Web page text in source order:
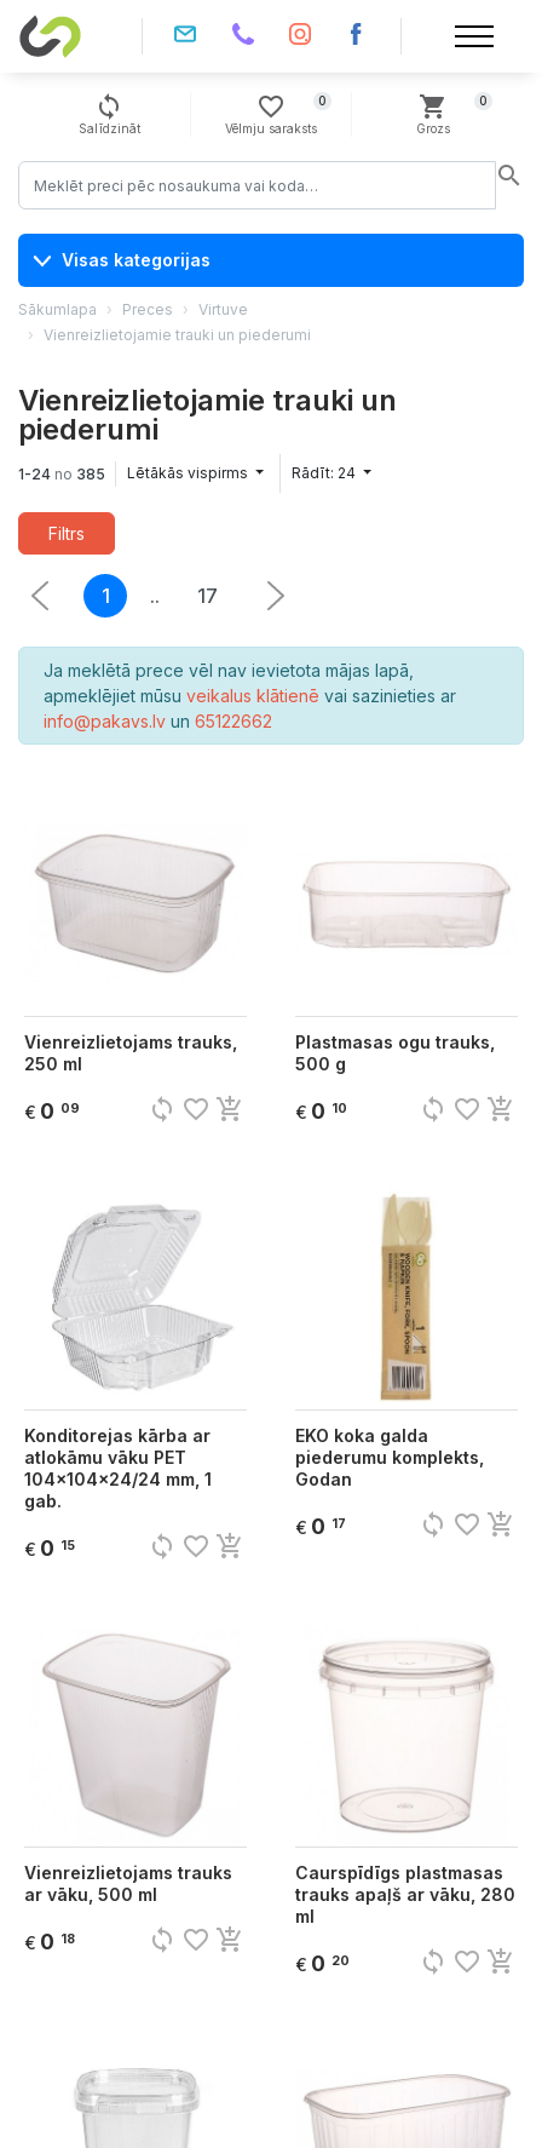
sync
Salīdzināt
favorite_border
Vēlmju saraksts
0 shopping_cart
Grozs
0
search
Visas kategorijas
Sākumlapa Preces
Virtuve
Vienreizlietojamie trauki un piederumi
Vienreizlietojamie trauki un
piederumi
1-24 no 385 Lētākās vispirms Rādīt: 24
Filtrs
1 .. 17
Ja meklētā prece vēl nav ievietota mājas lapā,
apmeklējiet mūsu veikalus klātienē vai sazinieties ar
info@pakavs.lv un 65122662
Vienreizlietojams trauks,
250 ml
€ 0 09 sync favorite_border add_shopping_cart
Plastmasas ogu trauks,
500 g
€ 0 10 sync favorite_border add_shopping_cart
Konditorejas kārba ar
atlokāmu vāku PET
104x104x24/24 mm, 1
gab.
€ 0 15 sync favorite_border add_shopping_cart
EKO koka galda
piederumu komplekts,
Godan
€ 0 17 sync favorite_border add_shopping_cart
Vienreizlietojams trauks
ar vāku, 500 ml
€ 0 18 sync favorite_border add_shopping_cart
Caurspīdīgs plastmasas
trauks apaļš ar vāku, 280
ml
€ 0 20 sync favorite_border add_shopping_cart